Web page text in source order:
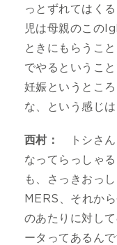
っとずれてはく
児は母親のこの
ときにもらうこ
でやるというこ
妊娠というとこ
な、という感じ
西村：
トシさん
なってらっしゃ
も、さっきおっ
MERS、それか
のあたりに対し
ータってあるんで